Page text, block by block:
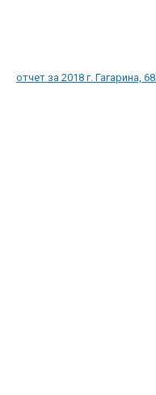
отчет за 2018 г. Гагарина,